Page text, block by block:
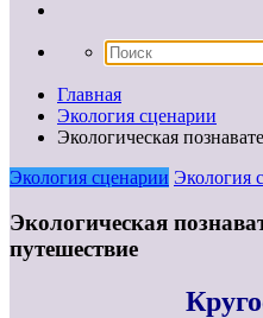
Главная
Экология сценарии
Экологическая
Экология сценарии Экология
Экологическая
путешествие